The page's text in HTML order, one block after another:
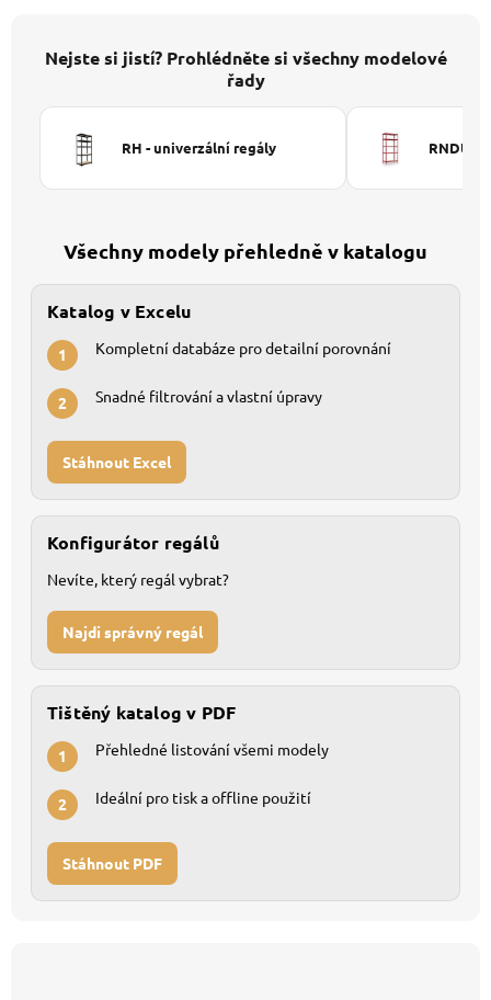
Nejste si jistí? Prohlédněte si všechny modelové
řady
RH - univerzální regály RNDU-
Všechny modely přehledně v katalogu
Katalog v Excelu
1 Kompletní databáze pro detailní porovnání
2 Snadné filtrování a vlastní úpravy
Stáhnout Excel
Konfigurátor regálů
Nevíte, který regál vybrat?
Najdi správný regál
Tištěný katalog v PDF
1 Přehledné listování všemi modely
2 Ideální pro tisk a offline použití
Stáhnout PDF